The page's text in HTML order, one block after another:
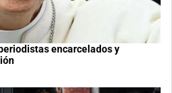
encarcelados y